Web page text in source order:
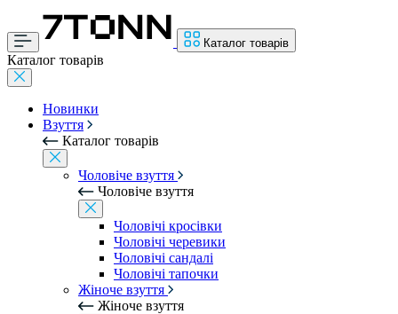
Каталог товарів
Каталог товарів
Новинки
Взуття
Каталог товарів
Чоловіче взуття
Чоловіче взуття
Чоловічі кросівки
Чоловічі черевики
Чоловічі сандалі
Чоловічі тапочки
Жіноче взуття
Жіноче взуття